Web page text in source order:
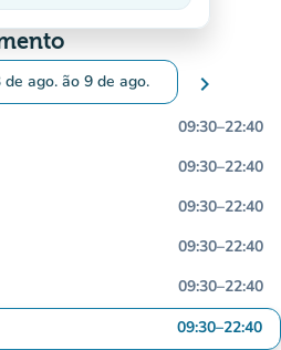
Decrescente
de ago. ão 9 de ago.
para alterar as datas
chevron_right
09:30–22:40
09:30–22:40
09:30–22:40
09:30–22:40
09:30–22:40
09:30–22:40